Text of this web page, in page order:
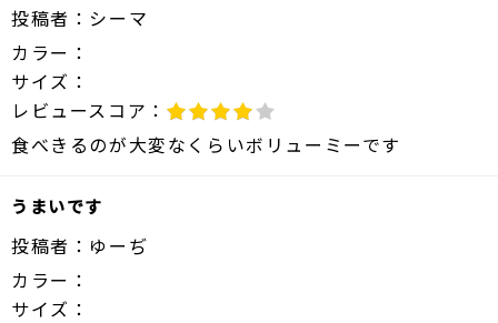
投稿者： シーマ
カラー：
サイズ：
レビュースコア：
食べきるのが大変なくらいボリューミーです
うまいです
投稿者： ゆーぢ
カラー：
サイズ：